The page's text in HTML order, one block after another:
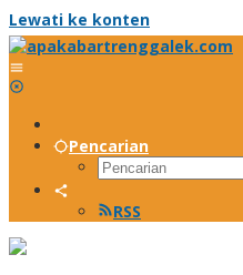
Lewati ke konten
Pencarian
RSS